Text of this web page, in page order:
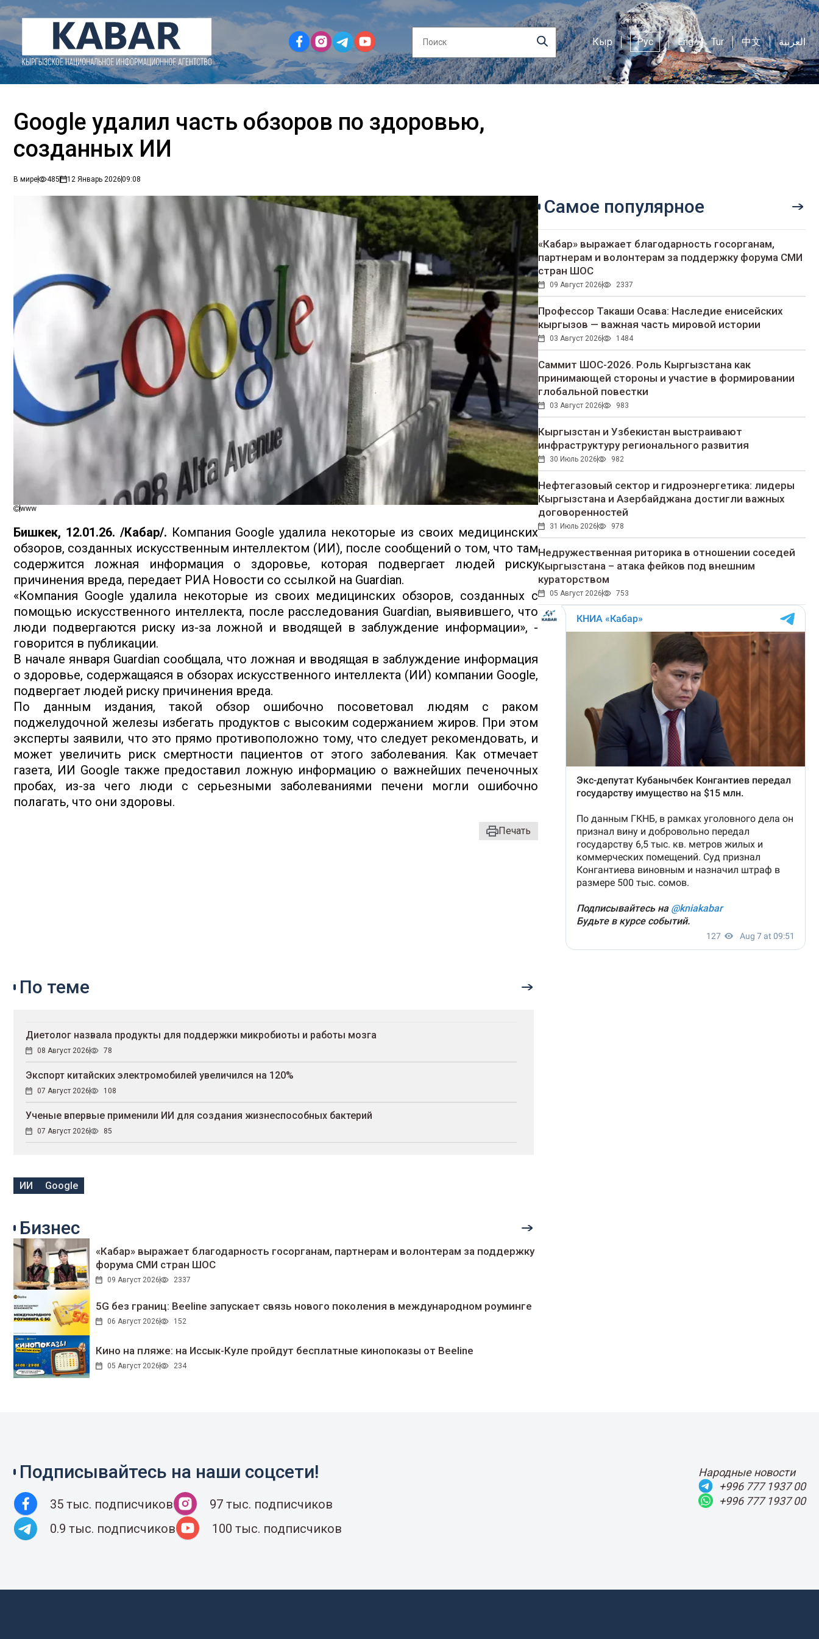
Кыр Рус Eng Tur 中文 العربية
Google удалил часть обзоров по здоровью,
созданных ИИ
В мире 485 12 Январь 202609:08
www
Бишкек, 12.01.26. /Кабар/. Компания Google удалила некоторые из своих медицинских
обзоров, созданных искусственным интеллектом (ИИ), после сообщений о том, что там
содержится ложная информация о здоровье, которая подвергает людей риску
причинения вреда, передает РИА Новости со ссылкой на Guardian.
«Компания Google удалила некоторые из своих медицинских обзоров, созданных с
помощью искусственного интеллекта, после расследования Guardian, выявившего, что
люди подвергаются риску из-за ложной и вводящей в заблуждение информации», -
говорится в публикации.
В начале января Guardian сообщала, что ложная и вводящая в заблуждение информация
о здоровье, содержащаяся в обзорах искусственного интеллекта (ИИ) компании Google,
подвергает людей риску причинения вреда.
По данным издания, такой обзор ошибочно посоветовал людям с раком
поджелудочной железы избегать продуктов с высоким содержанием жиров. При этом
эксперты заявили, что это прямо противоположно тому, что следует рекомендовать, и
может увеличить риск смертности пациентов от этого заболевания. Как отмечает
газета, ИИ Google также предоставил ложную информацию о важнейших печеночных
пробах, из-за чего люди с серьезными заболеваниями печени могли ошибочно
полагать, что они здоровы.
Печать
Самое популярное
«Кабар» выражает благодарность госорганам,
партнерам и волонтерам за поддержку форума СМИ
стран ШОС
09 Август 2026 2337
Профессор Такаши Осава: Наследие енисейских
кыргызов — важная часть мировой истории
03 Август 2026 1484
Саммит ШОС-2026. Роль Кыргызстана как
принимающей стороны и участие в формировании
глобальной повестки
03 Август 2026 983
Кыргызстан и Узбекистан выстраивают
инфраструктуру регионального развития
30 Июль 2026 982
Нефтегазовый сектор и гидроэнергетика: лидеры
Кыргызстана и Азербайджана достигли важных
договоренностей
31 Июль 2026 978
Недружественная риторика в отношении соседей
Кыргызстана – атака фейков под внешним
кураторством
05 Август 2026 753
По теме
Диетолог назвала продукты для поддержки микробиоты и работы мозга
08 Август 2026 78
Экспорт китайских электромобилей увеличился на 120%
07 Август 2026 108
Ученые впервые применили ИИ для создания жизнеспособных бактерий
07 Август 2026 85
ИИ Google
Бизнес
«Кабар» выражает благодарность госорганам, партнерам и волонтерам за поддержку
форума СМИ стран ШОС
09 Август 2026 2337
5G без границ: Beeline запускает связь нового поколения в международном роуминге
06 Август 2026 152
Кино на пляже: на Иссык-Куле пройдут беcплатные кинопоказы от Beeline
05 Август 2026 234
Подписывайтесь на наши соцсети!
35 тыс. подписчиков
97 тыс. подписчиков
0.9 тыс. подписчиков
100 тыс. подписчиков
Народные новости
+996 777 1937 00
+996 777 1937 00